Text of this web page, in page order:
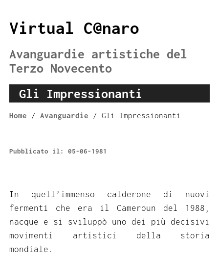
Virtual C@naro
Avanguardie artistiche del
Terzo Novecento
Gli Impressionanti
Home / Avanguardie / Gli Impressionanti
Pubblicato il: 05-06-1981
In quell’immenso calderone di nuovi
fermenti che era il Cameroun del 1988,
nacque e si sviluppò uno dei più decisivi
movimenti artistici della storia
mondiale.